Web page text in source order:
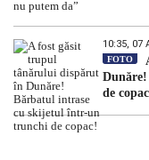
10:35, 07
FOTO
de